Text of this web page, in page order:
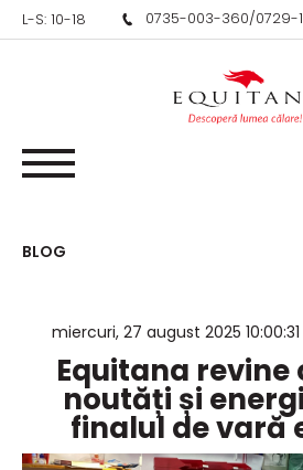
L-S: 10-18 0735-003-360/0729-
BLOG
Equitana revine
noutăți și
finalul de vară
miercuri, 27 august 2025